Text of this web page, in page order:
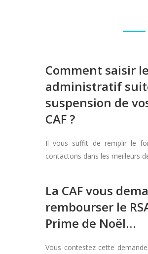
Comment saisir
administratif
suspension de
CAF ?
Il vous suffit de remplir le
contactons dans les meilleurs
La CAF vous
rembourser le
Prime de Noël…
Vous contestez cette